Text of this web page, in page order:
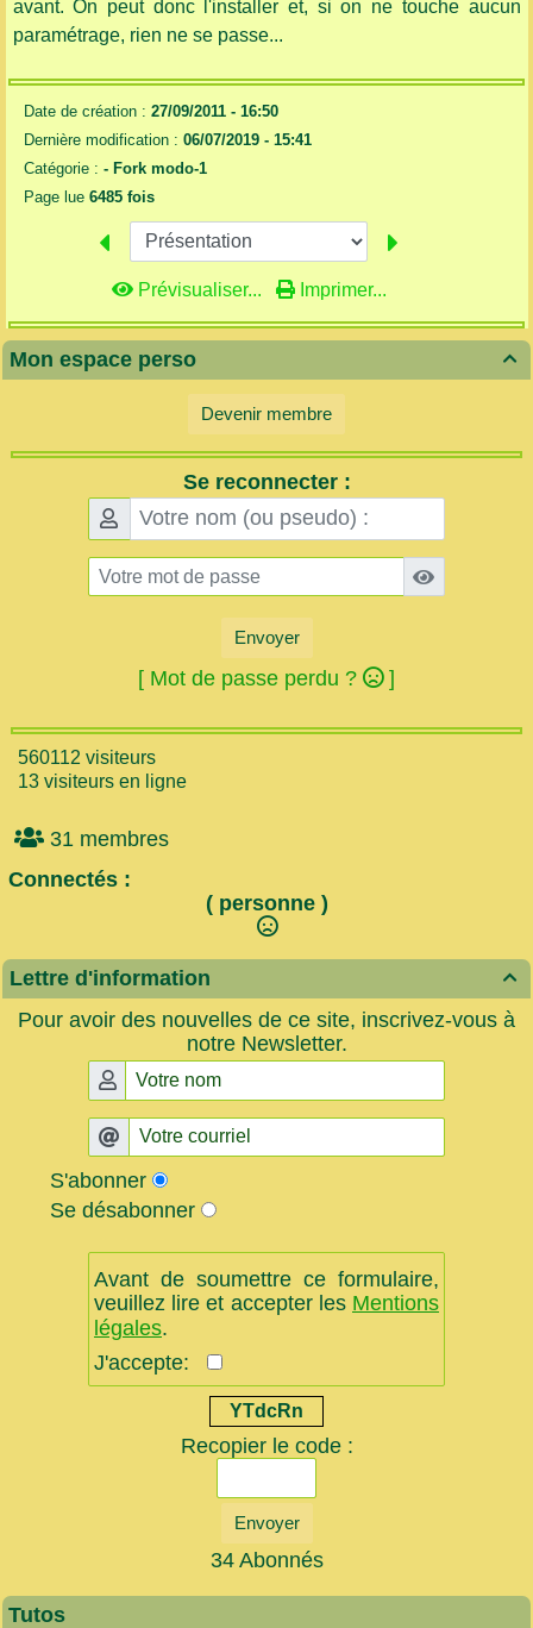
avant. On peut donc l'installer et, si on ne touche aucun
paramétrage, rien ne se passe...
Date de création : 27/09/2011 - 16:50
Dernière modification : 06/07/2019 - 15:41
Catégorie : - Fork modo-1
Page lue 6485 fois
Prévisualiser... Imprimer...

Mon espace perso
Devenir membre
Se reconnecter :
Envoyer
[ Mot de passe perdu ? ]
560112 visiteurs
13 visiteurs en ligne
31 membres
Connectés :
( personne )

Lettre d'information
Pour avoir des nouvelles de ce site, inscrivez-vous à
notre Newsletter.
S'abonner
Se désabonner
Avant de soumettre ce formulaire,
veuillez lire et accepter les Mentions
légales.
J'accepte:
YTdcRn
Recopier le code :
Envoyer
34 Abonnés
Tutos